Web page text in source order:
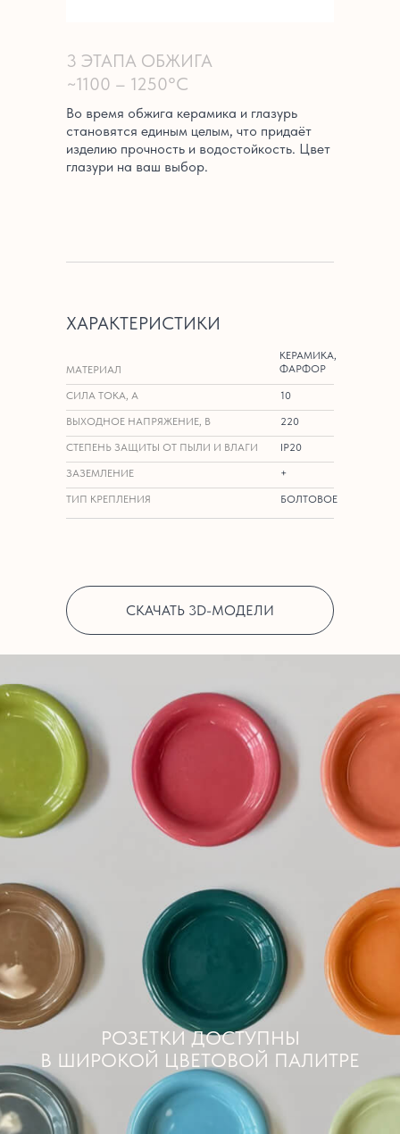
3 ЭТАПА ОБЖИГА
~1100 – 1250°C
Во время обжига керамика и глазурь
становятся единым целым, что придаёт
изделию прочность и водостойкость. Цвет
глазури на ваш выбор.
МАТЕРИАЛ
КЕРАМИКА,
ФАРФОР
СИЛА ТОКА, А 10
ВЫХОДНОЕ НАПРЯЖЕНИЕ, В 220
СТЕПЕНЬ ЗАЩИТЫ ОТ ПЫЛИ И ВЛАГИ IP20
ЗАЗЕМЛЕНИЕ +
ТИП КРЕПЛЕНИЯ БОЛТОВОЕ
ХАРАКТЕРИСТИКИ
СКАЧАТЬ 3D-МОДЕЛИ
РОЗЕТКИ ДОСТУПНЫ
В ШИРОКОЙ ЦВЕТОВОЙ ПАЛИТРЕ